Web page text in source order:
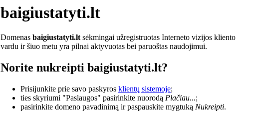
baigiustatyti.lt
Domenas baigiustatyti.lt sėkmingai užregistruotas Interneto vizijos kliento
vardu ir šiuo metu yra pilnai aktyvuotas bei paruoštas naudojimui.
Norite nukreipti baigiustatyti.lt?
Prisijunkite prie savo paskyros klientų sistemoje;
ties skyriumi "Paslaugos" pasirinkite nuorodą Plačiau...;
pasirinkite domeno pavadinimą ir paspauskite mygtuką Nukreipti.